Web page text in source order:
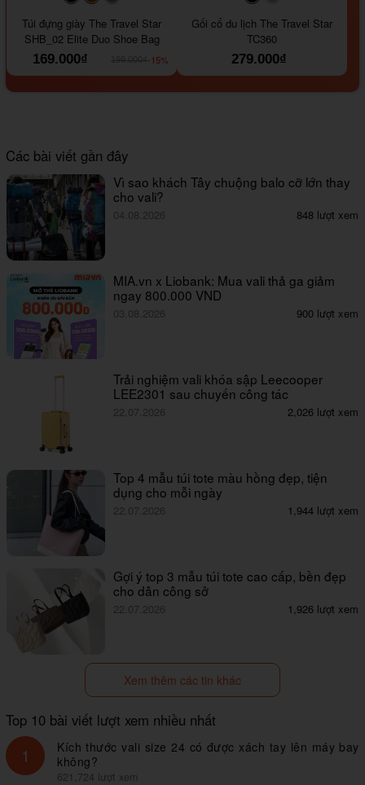
#000000#964B00
Túi đựng giày The Travel Star
SHB_02 Elite Duo Shoe Bag
169.000₫
-15%
Gối cổ du lịch The Travel Star
TC360
279.000₫
Các bài viết gần đây
Vì sao khách Tây chuộng balo cỡ lớn thay
cho vali?
04.08.2026 848 lượt xem
MIA.vn x Liobank: Mua vali thả ga giảm
ngay 800.000 VND
03.08.2026 900 lượt xem
Trải nghiệm vali khóa sập Leecooper
LEE2301 sau chuyến công tác
22.07.2026 2,026 lượt xem
Top 4 mẫu túi tote màu hồng đẹp, tiện
dụng cho mỗi ngày
22.07.2026 1,944 lượt xem
Gợi ý top 3 mẫu túi tote cao cấp, bền đẹp
cho dân công sở
22.07.2026 1,926 lượt xem
Xem thêm các tin khác
Top 10 bài viết lượt xem nhiều nhất
1
Kích thước vali size 24 có được xách tay lên máy bay
không?
621,724 lượt xem